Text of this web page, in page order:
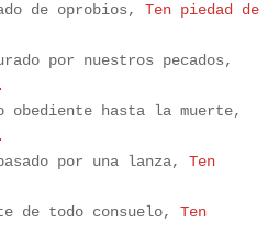
de oprobios, Ten piedad de
por nuestros pecados,
por una lanza, Ten
de todo consuelo, Ten